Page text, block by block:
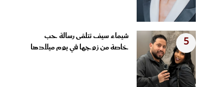
5
شيماء سيف تتلقى رسالة حب
خاصة من زوجها في يوم ميلادها